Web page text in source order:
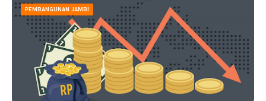
PEMBANGUNAN JAMBI